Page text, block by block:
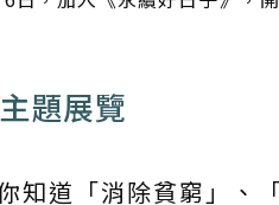
題展覽
知道「消除貧窮」、